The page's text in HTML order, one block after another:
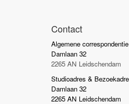
Contact
Algemene correspondentie
Damlaan 32
2265 AN Leidschendam
Studioadres &
Damlaan 32
2265 AN Leidschendam